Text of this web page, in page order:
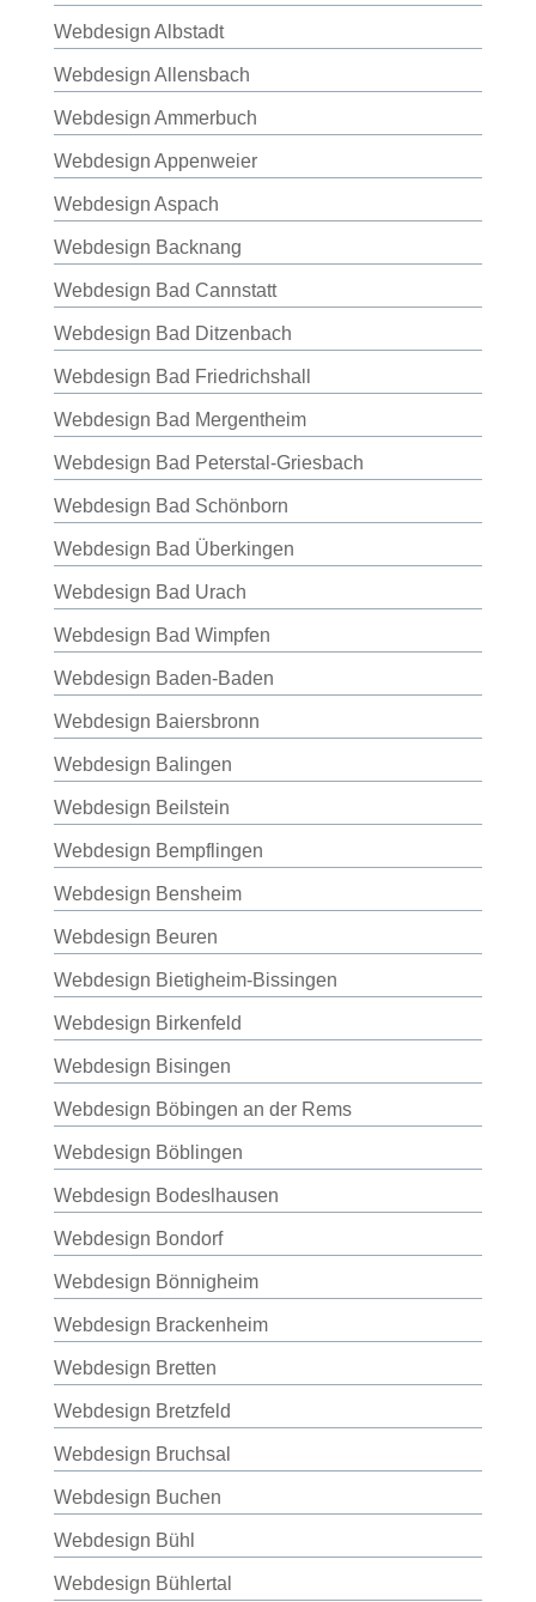
Webdesign Albstadt
Webdesign Allensbach
Webdesign Ammerbuch
Webdesign Appenweier
Webdesign Aspach
Webdesign Backnang
Webdesign Bad Cannstatt
Webdesign Bad Ditzenbach
Webdesign Bad Friedrichshall
Webdesign Bad Mergentheim
Webdesign Bad Peterstal-Griesbach
Webdesign Bad Schönborn
Webdesign Bad Überkingen
Webdesign Bad Urach
Webdesign Bad Wimpfen
Webdesign Baden-Baden
Webdesign Baiersbronn
Webdesign Balingen
Webdesign Beilstein
Webdesign Bempflingen
Webdesign Bensheim
Webdesign Beuren
Webdesign Bietigheim-Bissingen
Webdesign Birkenfeld
Webdesign Bisingen
Webdesign Böbingen an der Rems
Webdesign Böblingen
Webdesign Bodeslhausen
Webdesign Bondorf
Webdesign Bönnigheim
Webdesign Brackenheim
Webdesign Bretten
Webdesign Bretzfeld
Webdesign Bruchsal
Webdesign Buchen
Webdesign Bühl
Webdesign Bühlertal